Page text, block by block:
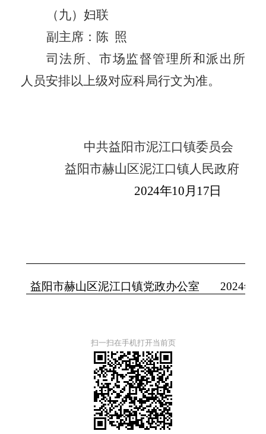
（九）妇联
副主席： 陈 照
司法所、市场监督管理所和派出所
人员安排以上级对应科局行文为准。
中共益阳市泥江口镇委员会
益阳市赫山区泥江口镇人民政府
2024年10月 17日
益阳市赫山区泥江口镇党政办公室 2024年
扫一扫在手机打开当前页